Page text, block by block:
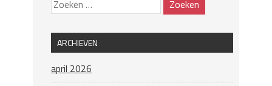
ARCHIEVEN
april 2026